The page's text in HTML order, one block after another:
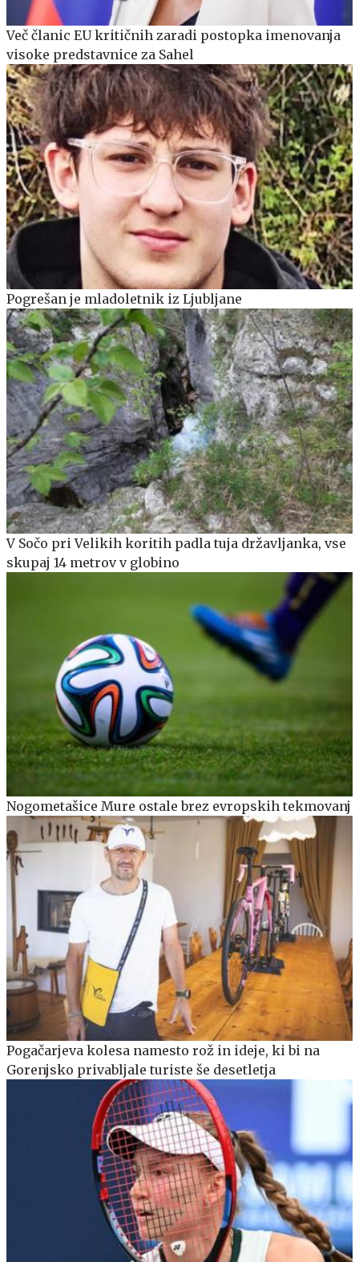
Več članic EU kritičnih zaradi postopka imenovanja
visoke predstavnice za Sahel
Pogrešan je mladoletnik iz Ljubljane
V Sočo pri Velikih koritih padla tuja državljanka, vse
skupaj 14 metrov v globino
Nogometašice Mure ostale brez evropskih tekmovanj
Pogačarjeva kolesa namesto rož in ideje, ki bi na
Gorenjsko privabljale turiste še desetletja